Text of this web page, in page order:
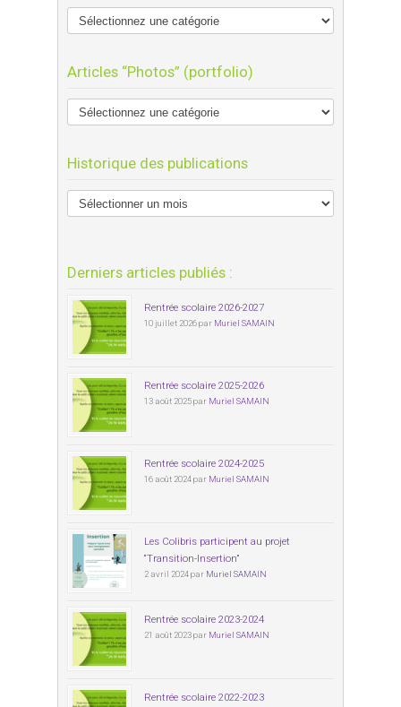
Articles “Photos” (portfolio)
Historique des publications
Derniers articles publiés :
Rentrée scolaire 2026-2027
10 juillet 2026 par Muriel SAMAIN
Rentrée scolaire 2025-2026
13 août 2025 par Muriel SAMAIN
Rentrée scolaire 2024-2025
16 août 2024 par Muriel SAMAIN
Les Colibris participent au projet
“Transition-Insertion”
2 avril 2024 par Muriel SAMAIN
Rentrée scolaire 2023-2024
21 août 2023 par Muriel SAMAIN
Rentrée scolaire 2022-2023